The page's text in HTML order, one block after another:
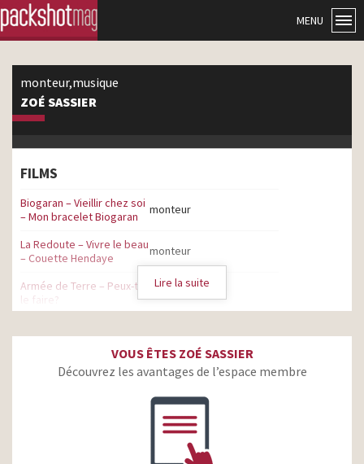
MENU
monteur,musique
ZOÉ SASSIER
FILMS
Biogaran – Vieillir chez soi
– Mon bracelet Biogaran
monteur
La Redoute – Vivre le beau
– Couette Hendaye
monteur
Armée de Terre – Peux-tu
le faire?
les parieurs
monteur
Axa – Être une femme ne
monteur
monteur
Lire la suite
VOUS ÊTES ZOÉ SASSIER
Découvrez les avantages de l’espace membre